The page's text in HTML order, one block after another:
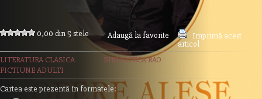
0,00 din 5 stele Adaugă la favorite
Imprimă acest
articol
LITERATURA CLASICA
BIBLIOTECA RAO
FICTIUNE ADULTI
Cartea este prezentă în formatele: